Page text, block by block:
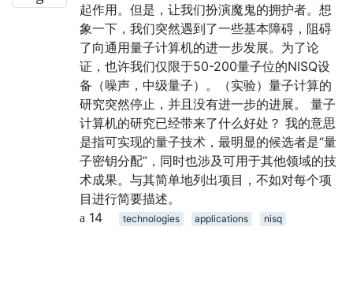
起作用。但是，让我们扮演魔鬼的拥护者。想
象一下，我们突然遇到了一些基本障碍，阻碍
了向通用量子计算机的进一步发展。为了论
证，也许我们仅限于50-200量子位的NISQ设
备（噪声，中级量子）。（实验）量子计算的
研究突然停止，并且没有进一步的进展。 量子
计算机的研究已经带来了什么好处？ 我的意思
是指可实现的量子技术，最明显的候选者是“量
子密钥分配”，同时也涉及可用于其他领域的技
术成果。与其简单地列出项目，不如对每个项
目进行简要描述。
14
technologies applications nisq